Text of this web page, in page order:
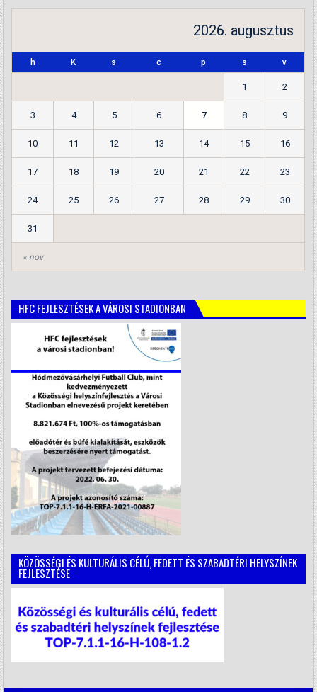
2026. augusztus
h K s c p s v
« nov
1 2
3 4 5 6 7 8 9
10 11 12 13 14 15 16
17 18 19 20 21 22 23
24 25 26 27 28 29 30
31
HFC FEJLESZTÉSEK A VÁROSI STADIONBAN
KÖZÖSSÉGI ÉS KULTURÁLIS CÉLÚ, FEDETT ÉS SZABADTÉRI HELYSZÍNEK
FEJLESZTÉSE